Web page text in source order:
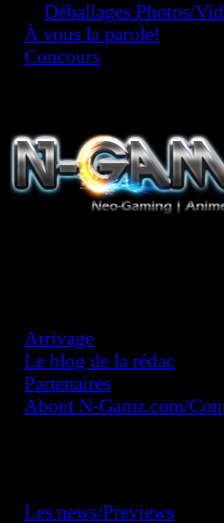
Déballages Photos/
À vous la parole!
Concours
Arrivage
Le blog de la rédac
Partenaires
About N-Gamz.com/
Les news/Previews